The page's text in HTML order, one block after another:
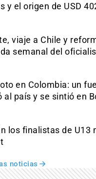
y el origen de USD
viaje a Chile y
semanal del
en Colombia: un
al país y se sintió en
los finalistas de U13
noticias